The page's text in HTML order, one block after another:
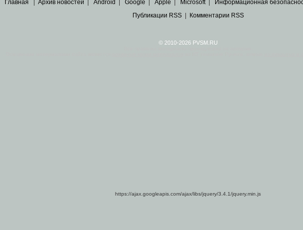
Главная Архив новостей Android Google Apple Microsoft| Информационная
Публикации RSS| Комментарии RSS
© 2010-2026 PVSM.RU
https://ajax.googleapis.com/ajax/libs/jquery/3.4.1/jquery.min.js